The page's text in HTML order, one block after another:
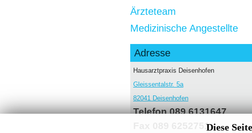
Ärzteteam
Medizinische Angestellte
Adresse
Hausarztpraxis Deisenhofen
Gleissentalstr. 5a
82041 Deisenhofen
Telefon 089 6131647
Fax 089 6252751Diese